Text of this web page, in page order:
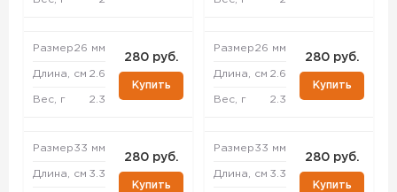
Размер26 мм
Длина, см 2.6
Вес, г 2.3
280 руб.
Купить
Размер33 мм
Длина, см 3.3
280 руб.
Купить
Размер26 мм
Длина, см 2.6
Вес, г 2.3
280 руб.
Купить
Размер33 мм
Длина, см 3.3
280 руб.
Купить